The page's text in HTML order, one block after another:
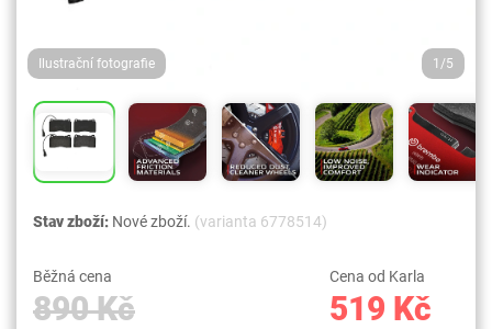
Ilustrační fotografie 1/5
Stav zboží: Nové zboží. (varianta 6778514)
Běžná cena
890 Kč
Cena od Karla
519 Kč